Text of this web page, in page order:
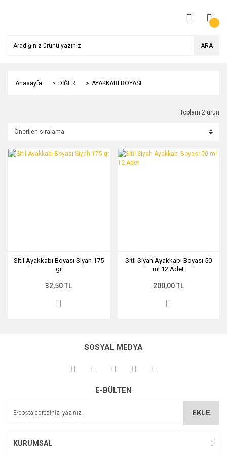
ARA
Anasayfa DİĞER AYAKKABI BOYASI
Toplam 2 ürün
Sitil Ayakkabı Boyası Siyah 175
gr
32,50 TL
Sitil Siyah Ayakkabı Boyası 50
ml 12 Adet
200,00 TL
SOSYAL MEDYA
E-BÜLTEN
EKLE
KURUMSAL